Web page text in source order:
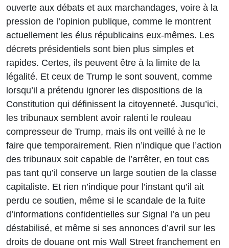
ouverte aux débats et aux marchandages, voire à la
pression de l’opinion publique, comme le montrent
actuellement les élus républicains eux-mêmes. Les
décrets présidentiels sont bien plus simples et
rapides. Certes, ils peuvent être à la limite de la
légalité. Et ceux de Trump le sont souvent, comme
lorsqu’il a prétendu ignorer les dispositions de la
Constitution qui définissent la citoyenneté. Jusqu’ici,
les tribunaux semblent avoir ralenti le rouleau
compresseur de Trump, mais ils ont veillé à ne le
faire que temporairement. Rien n’indique que l’action
des tribunaux soit capable de l’arrêter, en tout cas
pas tant qu’il conserve un large soutien de la classe
capitaliste. Et rien n’indique pour l’instant qu’il ait
perdu ce soutien, même si le scandale de la fuite
d’informations confidentielles sur Signal l’a un peu
déstabilisé, et même si ses annonces d’avril sur les
droits de douane ont mis Wall Street franchement en